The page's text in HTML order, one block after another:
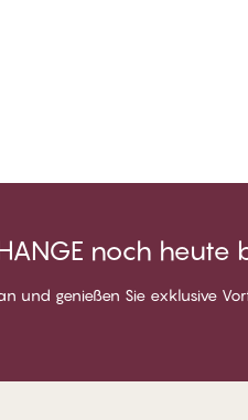
noch heute
und genießen Sie exklusive